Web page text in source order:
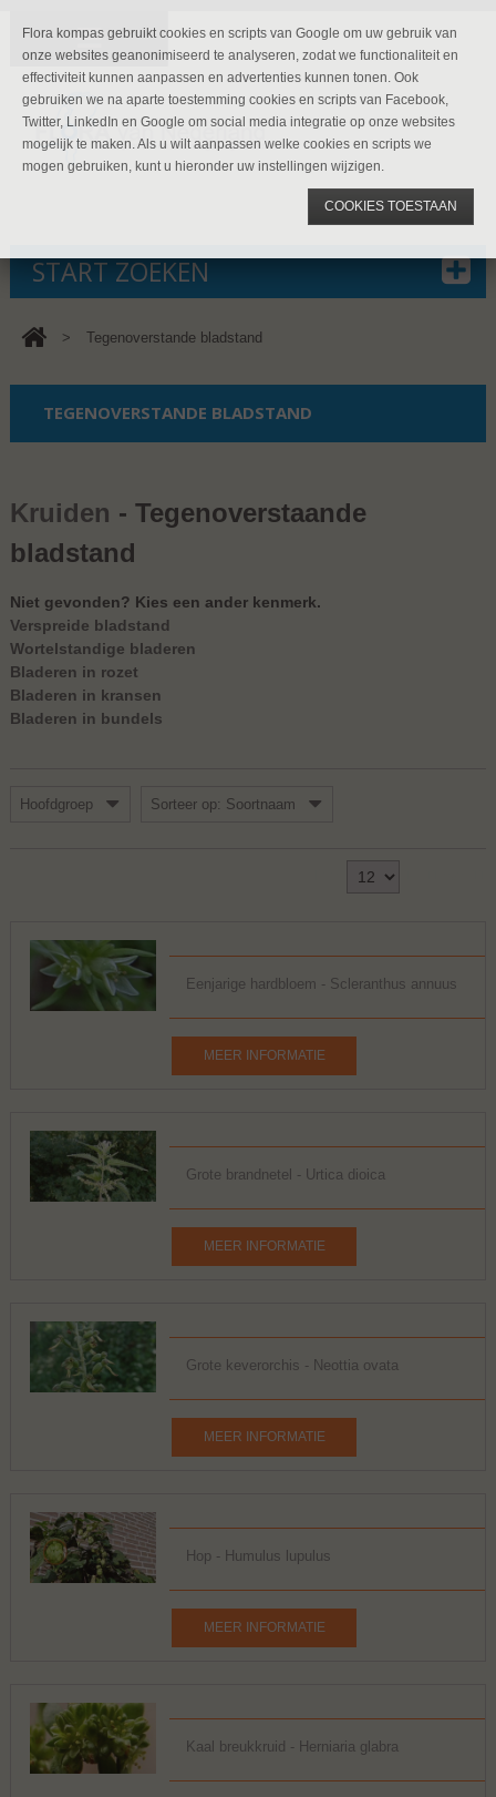
START ZOEKEN
> Tegenoverstande bladstand
TEGENOVERSTANDE BLADSTAND
Kruiden - Tegenoverstaande
bladstand
Niet gevonden? Kies een ander kenmerk.​
Verspreide bladstand
Wortelstandige bladeren
Bladeren in rozet
Bladeren in kransen
Bladeren in bundels
Hoofdgroep Sorteer op: Soortnaam
Eenjarige hardbloem - Scleranthus annuus
MEER INFORMATIE
Grote brandnetel - Urtica dioica
MEER INFORMATIE
Grote keverorchis - Neottia ovata
MEER INFORMATIE
Hop - Humulus lupulus
MEER INFORMATIE
Kaal breukkruid - Herniaria glabra
Flora kompas gebruikt cookies en scripts van Google om uw gebruik van
onze websites geanonimiseerd te analyseren, zodat we functionaliteit en
effectiviteit kunnen aanpassen en advertenties kunnen tonen. Ook
gebruiken we na aparte toestemming cookies en scripts van Facebook,
Twitter, LinkedIn en Google om social media integratie op onze websites
mogelijk te maken. Als u wilt aanpassen welke cookies en scripts we
mogen gebruiken, kunt u hieronder uw instellingen wijzigen.
COOKIES TOESTAAN